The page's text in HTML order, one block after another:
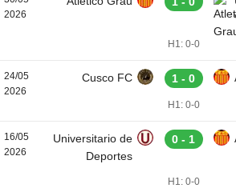
2026
H1: 0-0
24/05
2026
Cusco FC 1 - 0
H1: 0-0
16/05
2026
Universitario de
Deportes
0 - 1
H1: 0-0